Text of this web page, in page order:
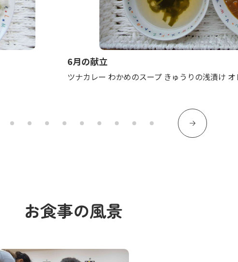
6月の献立
ツナカレー わかめのスープ きゅうりの浅漬け オ
お食事の風景